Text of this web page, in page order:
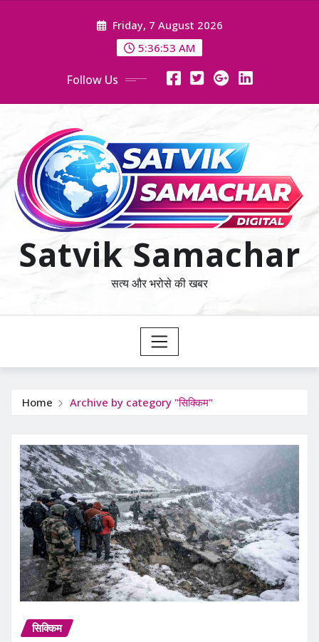
Friday, 7 August 2026
5:36:54 AM
Follow Us
Satvik Samachar
सत्य और भरोसे की खबर
Home Archive by category "सिक्किम"
सिक्किम